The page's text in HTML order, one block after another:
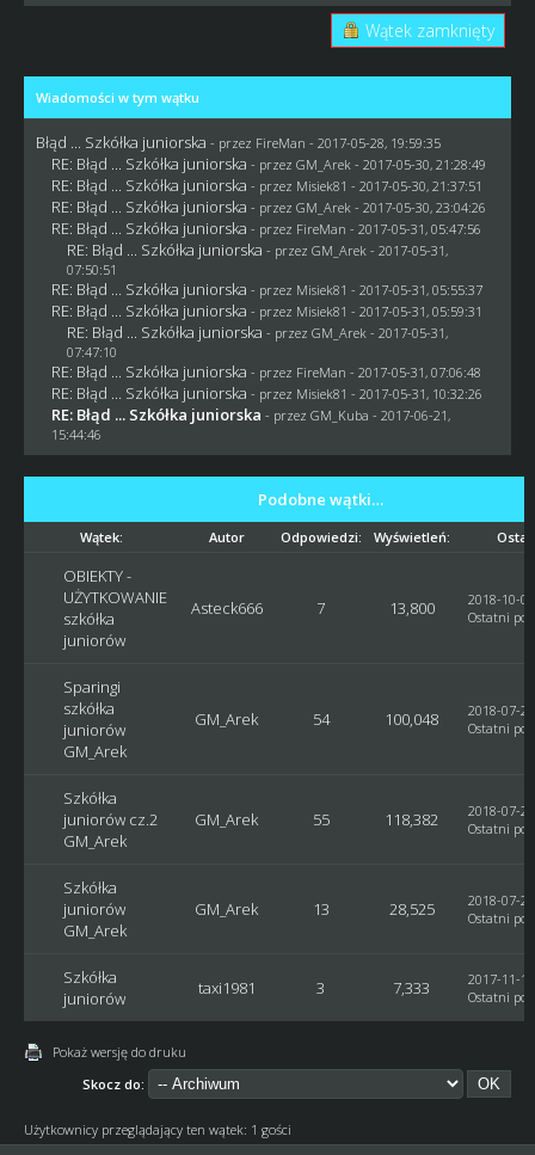
Wątek zamknięty
Wiadomości w tym wątku
Błąd ... Szkółka juniorska - przez FireMan - 2017-05-28, 19:59:35
RE: Błąd ... Szkółka juniorska - przez GM_Arek - 2017-05-30, 21:28:49
RE: Błąd ... Szkółka juniorska - przez Misiek81 - 2017-05-30, 21:37:51
RE: Błąd ... Szkółka juniorska - przez GM_Arek - 2017-05-30, 23:04:26
RE: Błąd ... Szkółka juniorska - przez FireMan - 2017-05-31, 05:47:56
RE: Błąd ... Szkółka juniorska - przez GM_Arek - 2017-05-31,
07:50:51
RE: Błąd ... Szkółka juniorska - przez Misiek81 - 2017-05-31, 05:55:37
RE: Błąd ... Szkółka juniorska - przez Misiek81 - 2017-05-31, 05:59:31
RE: Błąd ... Szkółka juniorska - przez GM_Arek - 2017-05-31,
07:47:10
RE: Błąd ... Szkółka juniorska - przez FireMan - 2017-05-31, 07:06:48
RE: Błąd ... Szkółka juniorska - przez Misiek81 - 2017-05-31, 10:32:26
RE: Błąd ... Szkółka juniorska - przez GM_Kuba - 2017-06-21,
15:44:46
Podobne wątki…
Wątek: Autor Odpowiedzi: Wyświetleń:
OBIEKTY -
UŻYTKOWANIE
szkółka
juniorów
Asteck666 7 13,800
2018-10-
Ostatni
Sparingi
szkółka
juniorów
GM_Arek
GM_Arek 54 100,048
2018-07-
Ostatni
Szkółka
juniorów cz.2
GM_Arek
GM_Arek 55 118,382
2018-07-
Ostatni
Szkółka
juniorów
GM_Arek
GM_Arek 13 28,525
2018-07-
Ostatni
Szkółka
juniorów
taxi1981 3 7,333
2017-11-
Ostatni
Pokaż wersję do druku
Skocz do:
Użytkownicy przeglądający ten wątek: 1 gości